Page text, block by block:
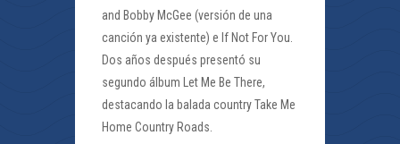
and Bobby McGee (versión de una
canción ya existente) e If Not For You.
Dos años después presentó su
segundo álbum Let Me Be There,
destacando la balada country Take Me
Home Country Roads.